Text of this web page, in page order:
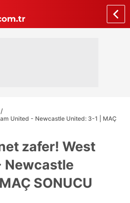
United - Newcastle United: 3-1 | MAÇ
zafer! West
Newcastle
SONUCU